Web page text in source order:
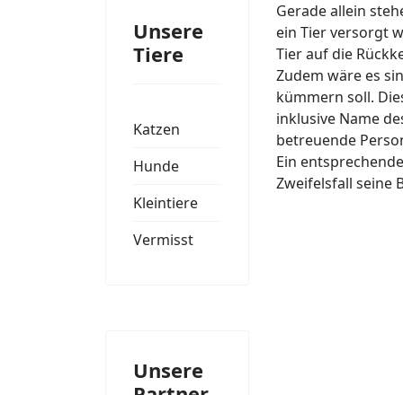
Unsere
Tiere
Katzen
Hunde
Kleintiere
Vermisst
Unsere
Gerade allein
ein Tier versorgt
Tier auf die
Zudem wäre es
kümmern soll.
inklusive Name
betreuende
Ein
Zweifelsfall seine